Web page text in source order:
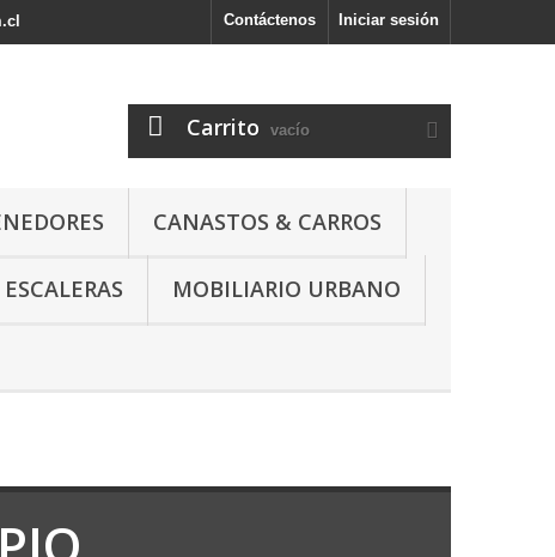
Iniciar sesión
Contáctenos
Carrito vacío
CANASTOS & CARROS
ESCALERAS MOBILIARIO URBANO